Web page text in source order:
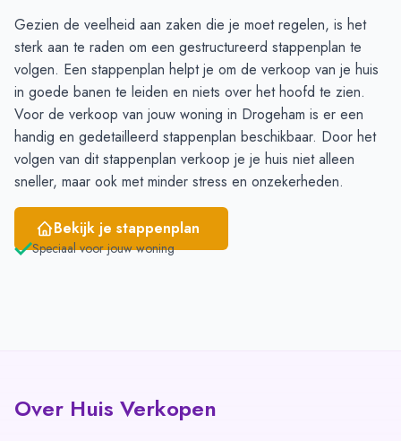
Juni
3 8
Gezien de veelheid aan zaken die je moet regelen, is het
sterk aan te raden om een gestructureerd stappenplan te
volgen. Een stappenplan helpt je om de verkoop van je huis
in goede banen te leiden en niets over het hoofd te zien.
Voor de verkoop van jouw woning in Drogeham is er een
handig en gedetailleerd stappenplan beschikbaar. Door het
volgen van dit stappenplan verkoop je je huis niet alleen
sneller, maar ook met minder stress en onzekerheden.
Bekijk je stappenplan
Speciaal voor jouw woning
Over Huis Verkopen